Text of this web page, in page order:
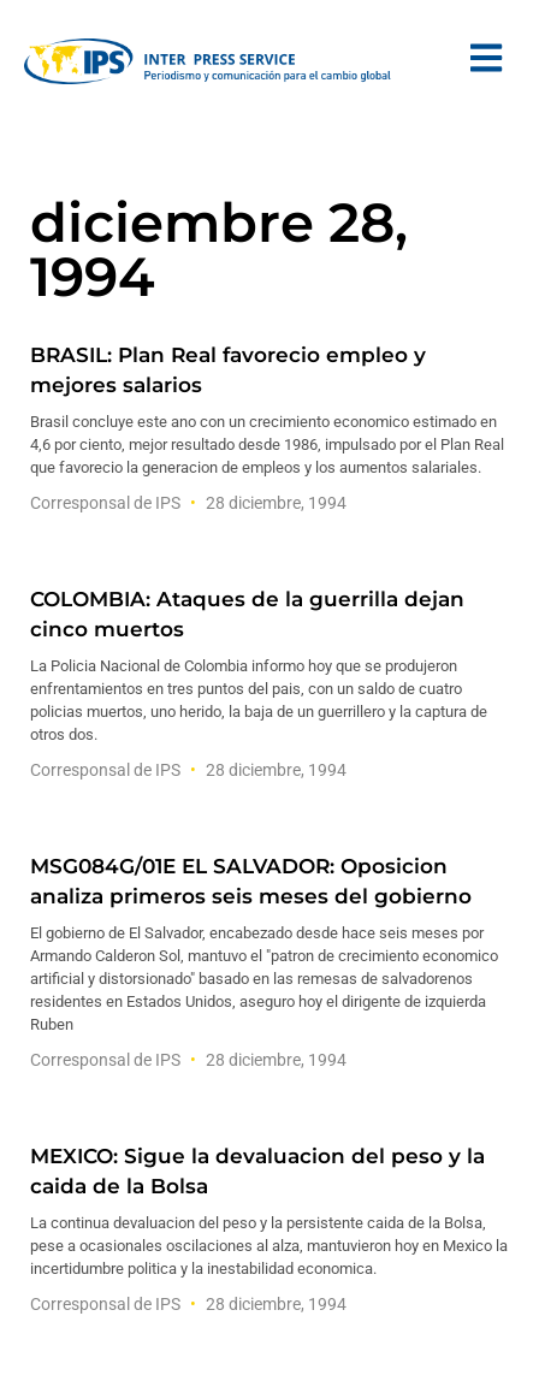
diciembre 28,
1994
BRASIL: Plan Real favorecio empleo y
mejores salarios
Brasil concluye este ano con un crecimiento economico estimado en
4,6 por ciento, mejor resultado desde 1986, impulsado por el Plan Real
que favorecio la generacion de empleos y los aumentos salariales.
Corresponsal de IPS 28 diciembre, 1994
COLOMBIA: Ataques de la guerrilla dejan
cinco muertos
La Policia Nacional de Colombia informo hoy que se produjeron
enfrentamientos en tres puntos del pais, con un saldo de cuatro
policias muertos, uno herido, la baja de un guerrillero y la captura de
otros dos.
Corresponsal de IPS 28 diciembre, 1994
MSG084G/01E EL SALVADOR: Oposicion
analiza primeros seis meses del gobierno
El gobierno de El Salvador, encabezado desde hace seis meses por
Armando Calderon Sol, mantuvo el "patron de crecimiento economico
artificial y distorsionado" basado en las remesas de salvadorenos
residentes en Estados Unidos, aseguro hoy el dirigente de izquierda
Ruben
Corresponsal de IPS 28 diciembre, 1994
MEXICO: Sigue la devaluacion del peso y la
caida de la Bolsa
La continua devaluacion del peso y la persistente caida de la Bolsa,
pese a ocasionales oscilaciones al alza, mantuvieron hoy en Mexico la
incertidumbre politica y la inestabilidad economica.
Corresponsal de IPS 28 diciembre, 1994